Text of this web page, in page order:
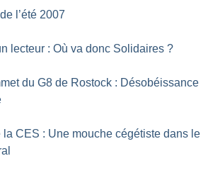
l’été 2007
lecteur : Où va donc Solidaires ?
du G8 de Rostock : Désobéissance
la CES : Une mouche cégétiste dans le